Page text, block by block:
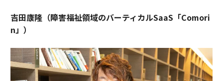
吉田康隆（障害福祉領域のバーティカルSaaS「Comori
n」）